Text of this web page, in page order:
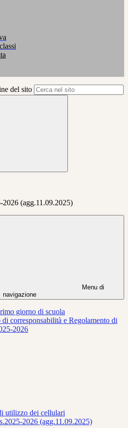
del sito
(agg.11.09.2025)
Menu di
navigazione
giorno di scuola
di corresponsabilità e Regolamento di
2026
utilizzo dei cellulari
2026 (agg.11.09.2025)